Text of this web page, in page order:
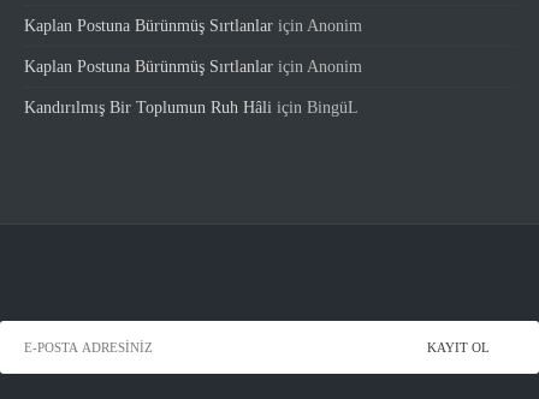
Kaplan Postuna Bürünmüş Sırtlanlar içinAnonim
Kaplan Postuna Bürünmüş Sırtlanlar içinAnonim
Kandırılmış Bir Toplumun Ruh Hâli için BingüL